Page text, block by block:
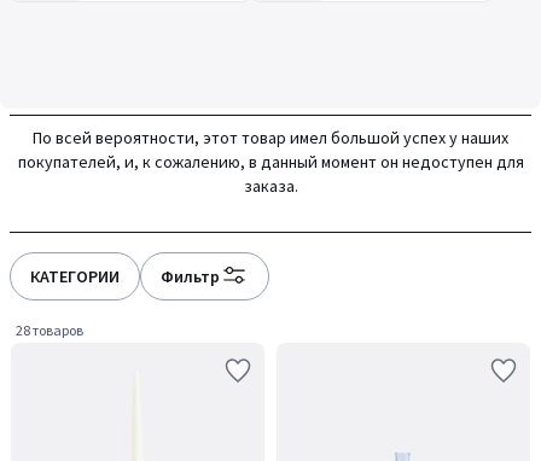
По всей вероятности, этот товар имел большой успех у наших
покупателей, и, к сожалению, в данный момент он недоступен для
заказа.
КАТЕГОРИИ Фильтр
28 товаров